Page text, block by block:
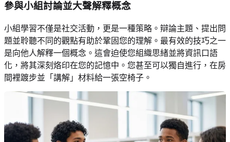
參與小組討論並大聲解釋概念
小組學習不僅是社交活動，更是一種策略。辯論主題、提出問
題並聆聽不同的觀點有助於鞏固您的理解。最有效的技巧之一
是向他人解釋一個概念。這會迫使您組織思緒並將資訊口語
化，將其深刻烙印在您的記憶中。您甚至可以獨自進行，在房
間裡踱步並「講解」材料給一張空椅子。